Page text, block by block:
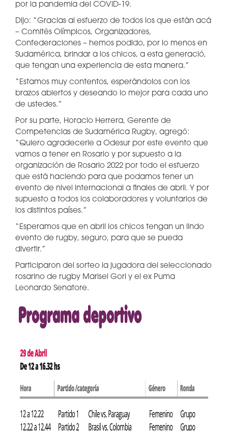
por la pandemia del COVID-19.
Dijo: “Gracias al esfuerzo de todos los que están acá
– Comités Olímpicos, Organizadores,
Confederaciones – hemos podido, por lo menos en
Sudamérica, brindar a los chicos, a esta generació,
que tengan una experiencia de esta manera.”
“Estamos muy contentos, esperándolos con los
brazos abiertos y deseando lo mejor para cada uno
de ustedes.”
Por su parte, Horacio Herrera, Gerente de
Competencias de Sudamérica Rugby, agregó:
“Quiero agradecerle a Odesur por este evento que
vamos a tener en Rosario y por supuesto a la
organización de Rosario 2022 por todo el esfuerzo
que está haciendo para que podamos tener un
evento de nivel internacional a finales de abril. Y por
supuesto a todos los colaboradores y voluntarios de
los distintos países.”
“Esperamos que en abril los chicos tengan un lindo
evento de rugby, seguro, para que se pueda
divertir.”
Participaron del sorteo la jugadora del seleccionado
rosarino de rugby Marisel Gori y el ex Puma
Leonardo Senatore.